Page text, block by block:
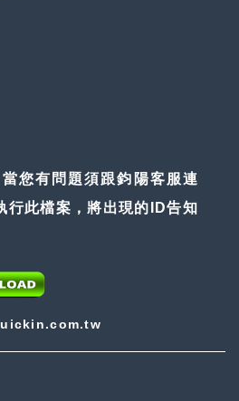
您有問題須跟鈞陽客服連
行此檔案，將出現的ID告知